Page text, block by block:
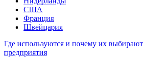
США
Франция
Швейцария
Где используются и почему их
предприятия